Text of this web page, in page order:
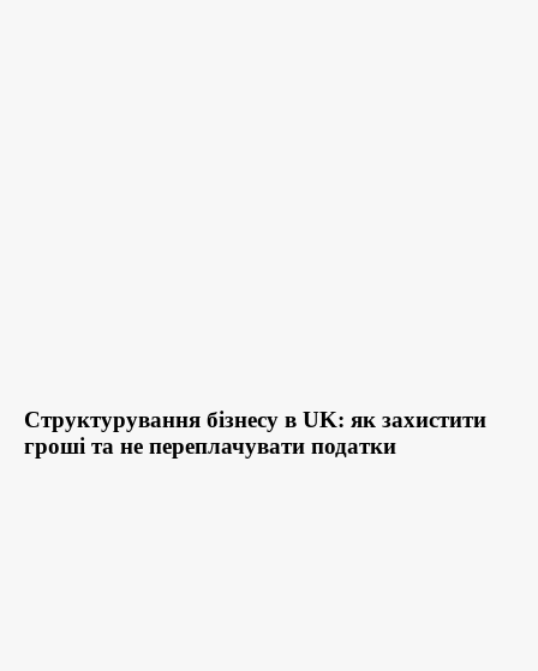
Структурування бізнесу в UK: як захистити
гроші та не переплачувати податки